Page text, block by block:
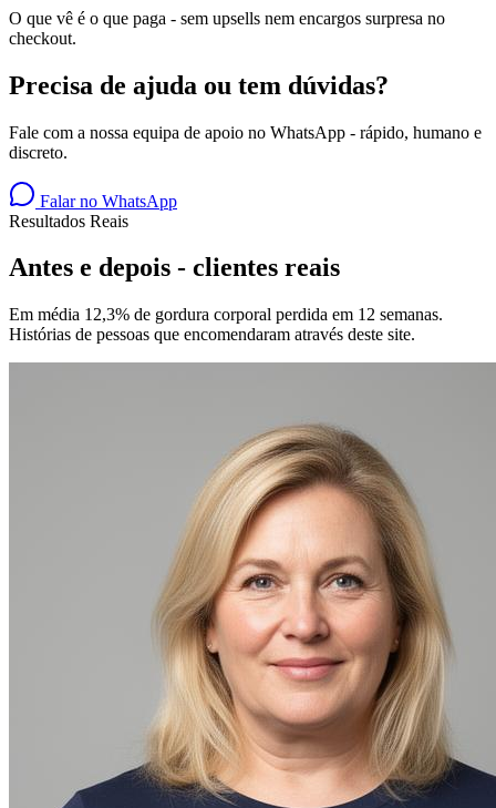
O que vê é o que paga - sem upsells nem encargos surpresa no
checkout.
Precisa de ajuda ou tem dúvidas?
Fale com a nossa equipa de apoio no WhatsApp - rápido, humano e
discreto.
Falar no WhatsApp
Resultados Reais
Antes e depois - clientes reais
Em média 12,3% de gordura corporal perdida em 12 semanas.
Histórias de pessoas que encomendaram através deste site.